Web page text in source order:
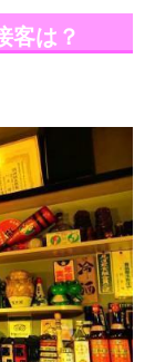
客は？